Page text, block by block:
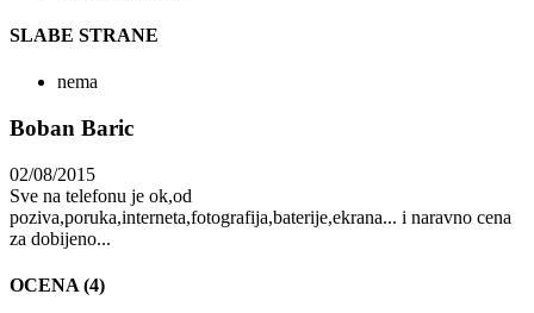
SLABE STRANE
nema
Boban Baric
02/08/2015
Sve na telefonu je ok,od
poziva,poruka,interneta,fotografija,baterije,ekrana... i naravno cena
za dobijeno...
OCENA (4)